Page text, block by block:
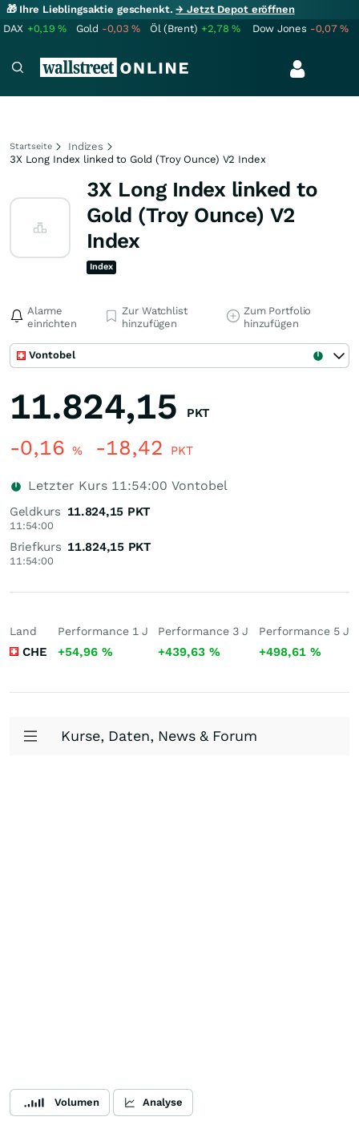
🎁 Ihre Lieblingsaktie geschenkt.→ Jetzt Depot eröffnen
DAX +0,19% Gold -0,03% Öl (Brent) +2,78% Dow Jones -0,07%
Startseite
Indizes
3X Long Index linked to Gold (Troy Ounce) V2 Index
3X Long Index linked to
Gold (Troy Ounce) V2
Index
Index
Alarme
einrichten
Zur Watchlist
hinzufügen
Zum Portfolio
hinzufügen
Vontobel
11.824,15 PKT
-0,16 % -18,42 PKT
Letzter Kurs 11:54:00 Vontobel
Geldkurs
11:54:00
11.824,15 PKT
Briefkurs
11:54:00
11.824,15 PKT
Land
CHE
Performance 1 J
+54,96 %
Performance 3 J
+439,63%
Performance 5 J
+498,61 %
Kurse, Daten, News & Forum
Volumen Analyse